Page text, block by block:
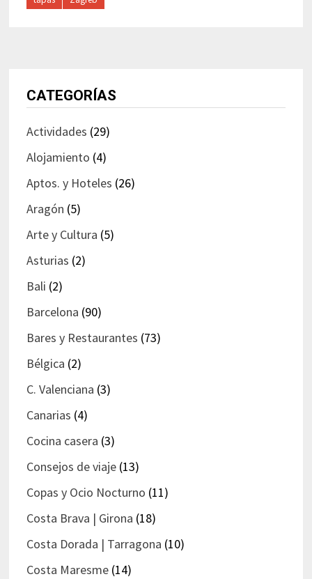
CATEGORÍAS
Actividades (29)
Alojamiento (4)
Aptos. y Hoteles (26)
Aragón (5)
Arte y Cultura (5)
Asturias (2)
Bali (2)
Barcelona (90)
Bares y Restaurantes (73)
Bélgica (2)
C. Valenciana (3)
Canarias (4)
Cocina casera (3)
Consejos de viaje(13)
Copas y Ocio Nocturno (11)
Costa Brava | Girona (18)
Costa Dorada | Tarragona (10)
Costa Maresme(14)